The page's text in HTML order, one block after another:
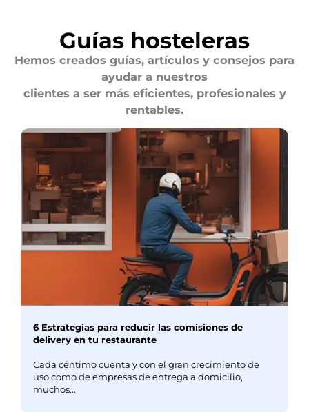
Guías hosteleras
Hemos creados guías, artículos y consejos para
ayudar a nuestros
clientes a ser más eficientes, profesionales y
rentables.
6 Estrategias para reducir las comisiones de
delivery en tu restaurante
Cada céntimo cuenta y con el gran crecimiento de
uso como de empresas de entrega a domicilio,
muchos...